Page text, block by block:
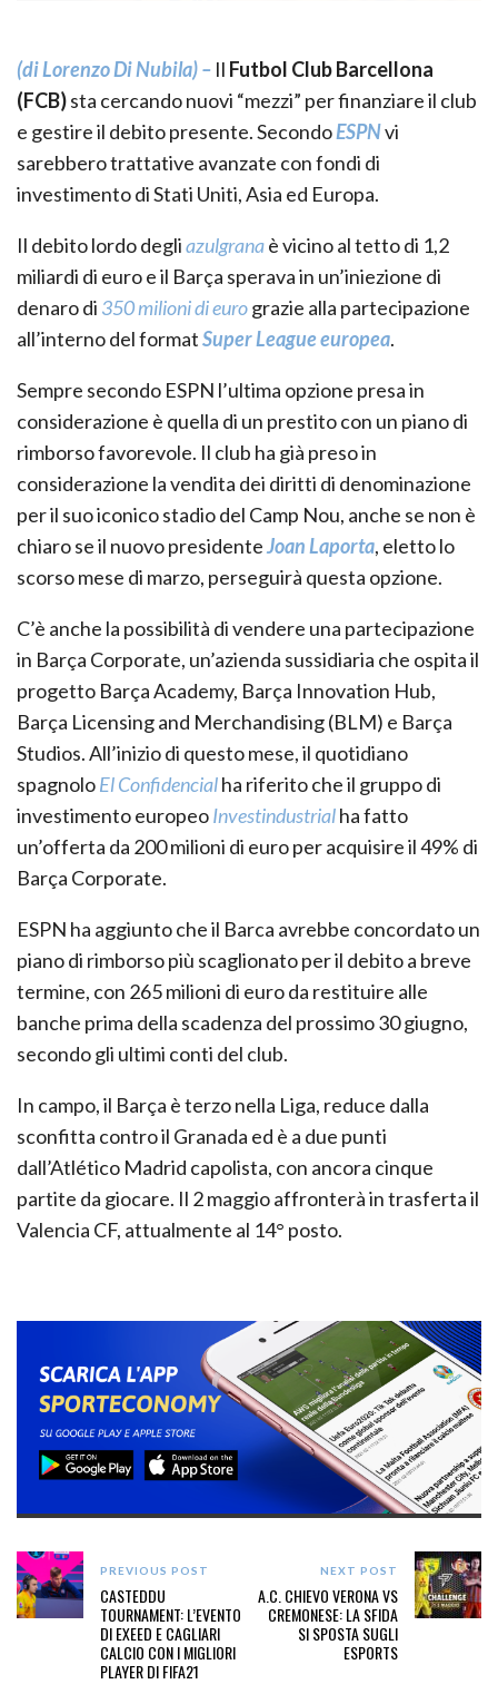
(di Lorenzo Di Nubila) – Il Futbol Club Barcellona
(FCB)sta cercando nuovi “mezzi” per finanziare il club
e gestire il debito presente. SecondoESPNvi
sarebbero trattative avanzate con fondi di
investimento di Stati Uniti, Asia ed Europa.
Il debito lordo degliazulgranaè vicino al tetto di 1,2
miliardi di euro e il Barça sperava in un’iniezione di
denaro di 350 milioni di eurograzie alla partecipazione
all’interno del formatSuper League europea.
Sempre secondo ESPN l’ultima opzione presa in
considerazione è quella di un prestito con un piano di
rimborso favorevole. Il club ha già preso in
considerazione la vendita dei diritti di denominazione
per il suo iconico stadio del Camp Nou, anche se non è
chiaro se il nuovo presidenteJoan Laporta, eletto lo
scorso mese di marzo, perseguirà questa opzione.
C’è anche la possibilità di vendere una partecipazione
in Barça Corporate, un’azienda sussidiaria che ospita il
progetto Barça Academy, Barça Innovation Hub,
Barça Licensing and Merchandising (BLM) e Barça
Studios. All’inizio di questo mese, il quotidiano
spagnoloEl Confidencialha riferito che il gruppo di
investimento europeoInvestindustrialha fatto
un’offerta da 200 milioni di euro per acquisire il 49% di
Barça Corporate.
ESPN ha aggiunto che il Barca avrebbe concordato un
piano di rimborso più scaglionato per il debito a breve
termine, con 265 milioni di euro da restituire alle
banche prima della scadenza del prossimo 30 giugno,
secondo gli ultimi conti del club.
In campo, il Barça è terzo nella Liga, reduce dalla
sconfitta contro il Granada ed è a due punti
dall’Atlético Madrid capolista, con ancora cinque
partite da giocare. Il 2 maggio affronterà in trasferta il
Valencia CF, attualmente al 14° posto.
PREVIOUS POST
CASTEDDU
TOURNAMENT: L’EVENTO
DI EXEED E CAGLIARI
CALCIO CON I MIGLIORI
PLAYER DI FIFA21
NEXT POST
A.C. CHIEVO VERONA VS
CREMONESE: LA SFIDA
SI SPOSTA SUGLI
ESPORTS